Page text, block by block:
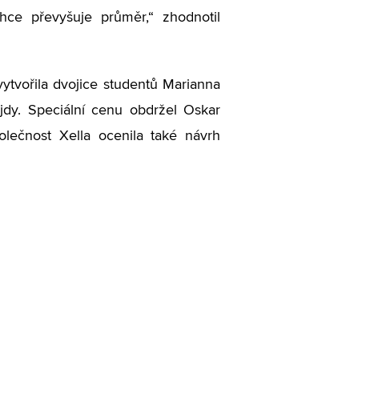
převyšuje průměr,“ zhodnotil
dvojice studentů Marianna
Speciální cenu obdržel Oskar
Xella ocenila také návrh